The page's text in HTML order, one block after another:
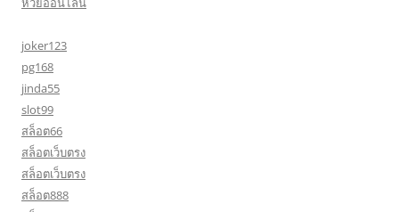
joker123
pg168
jinda55
slot99
สล็อต66
สล็อตเว็บตรง
สล็อตเว็บตรง
สล็อต888